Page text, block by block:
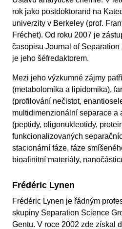
rok jako postdoktorand na
univerzity v Berkeley (prof.
Fréchet). Od roku 2007 je
časopisu Journal of
je jeho šéfredaktorem.
Mezi jeho výzkumné zájmy
(metabolomika a lipidomika),
(profilování nečistot,
multidimenzionální separace a
(peptidy, oligonukleotidy,
funkcionalizovaných
stacionární fáze, fáze
bioafinitní materiály,
Frédéric Lynen
Frédéric Lynen je řádným
skupiny Separation Science
Gentu. V roce 2002 zde získal